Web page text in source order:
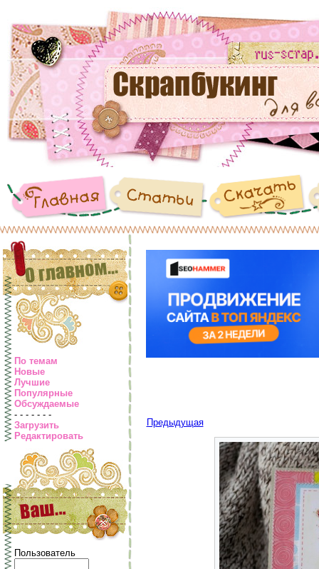
По темам
Новые
Лучшие
Популярные
Обсуждаемые
- - - - - - -
Загрузить
Редактировать
Пользователь
Предыдущая